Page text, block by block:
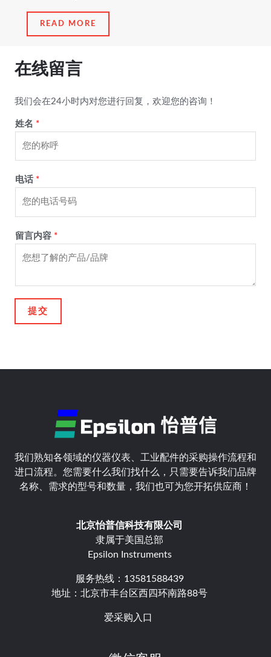
READ MORE
在线留言
我们会在24小时内对您进行回复，欢迎您的咨询！
姓名 *
电话 *
留言内容 *
提交
我们熟知各领域的仪器仪表、工业配件的采购操作流程和
进口流程。您需要什么我们找什么，只需要告诉我们品牌
名称、需求的型号和数量，我们也可为您开拓供应商！
北京怡普信科技有限公司
隶属于美国总部
Epsilon Instruments
服务热线：13581588439
地址：北京市丰台区西四环南路88号
爱采购入口